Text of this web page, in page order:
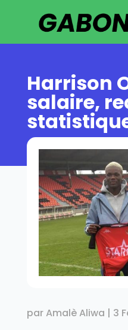
Harrison
salaire,
parAmalè Aliwa | 3